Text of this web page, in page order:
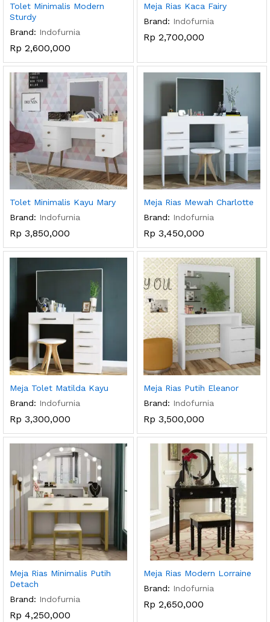
Tolet Minimalis Modern
Sturdy
Brand: Indofurnia
Rp 2,600,000
Meja Rias Kaca Fairy
Brand: Indofurnia
Rp 2,700,000
Tolet Minimalis Kayu Mary
Brand: Indofurnia
Rp 3,850,000
Meja Rias Mewah Charlotte
Brand: Indofurnia
Rp 3,450,000
Meja Tolet Matilda Kayu
Brand: Indofurnia
Rp 3,300,000
Meja Rias Putih Eleanor
Brand: Indofurnia
Rp 3,500,000
Meja Rias Minimalis Putih
Detach
Brand: Indofurnia
Rp 4,250,000
Meja Rias Modern Lorraine
Brand: Indofurnia
Rp 2,650,000